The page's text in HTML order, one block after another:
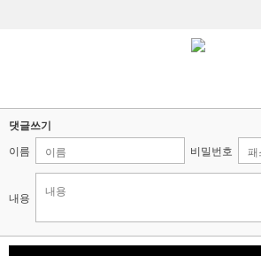
댓글쓰기
이름 비밀번호
내용